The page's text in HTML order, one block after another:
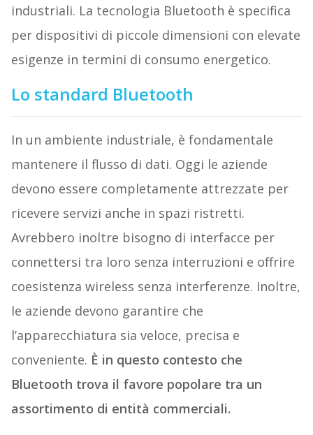
industriali. La tecnologia Bluetooth è specifica
per dispositivi di piccole dimensioni con elevate
esigenze in termini di consumo energetico.
Lo standard Bluetooth
In un ambiente industriale, è fondamentale
mantenere il flusso di dati. Oggi le aziende
devono essere completamente attrezzate per
ricevere servizi anche in spazi ristretti.
Avrebbero inoltre bisogno di interfacce per
connettersi tra loro senza interruzioni e offrire
coesistenza wireless senza interferenze. Inoltre,
le aziende devono garantire che
l’apparecchiatura sia veloce, precisa e
conveniente. È in questo contesto che
Bluetooth trova il favore popolare tra un
assortimento di entità commerciali.